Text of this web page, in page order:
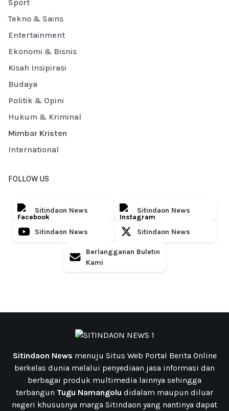
Sport
Tekno & Sains
Entertainment
Ekonomi & Bisnis
Kisah Insipirasi
Budaya
Politik & Opini
Hukum & Kriminal
Mimbar Kristen
International
FOLLOW US
Sitindaon News Sitindaon News
Sitindaon News Sitindaon News
Berlangganan Buletin
Kami
Sitindaon News menuju Situs Web Portal Berita Online
berkelas dunia melalui penyediaan jasa informasi dan
berbagai produk multimedia lainnya sehingga
terbangun Tugu Namangolu didalam maupun diluar
negeri khususnya marga Sitindaon yang nantinya dapat